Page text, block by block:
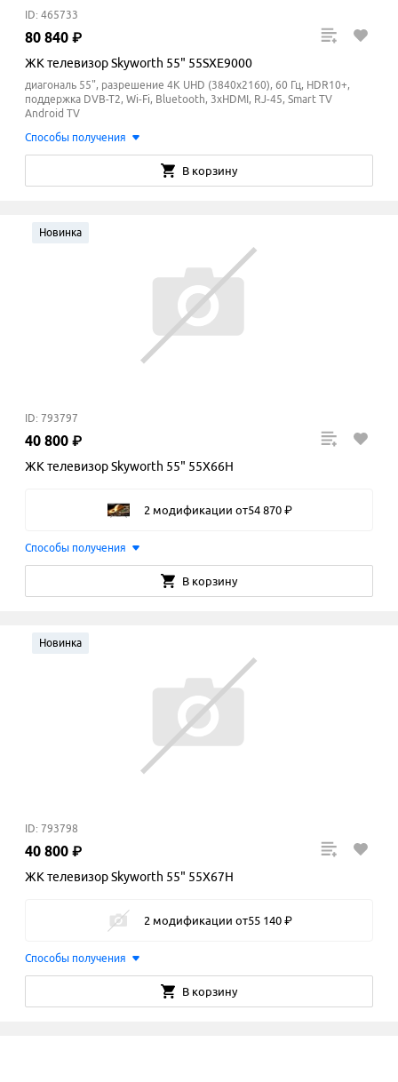
ID: 465733
80 840 ₽
ЖК телевизор Skyworth 55" 55SXE9000
диагональ 55", разрешение 4K UHD (3840x2160), 60 Гц, HDR10+,
поддержка DVB-T2, Wi-Fi, Bluetooth, 3xHDMI, RJ-45, Smart TV
Android TV
Способы получения
В корзину
Новинка
ID: 793797
40 800 ₽
ЖК телевизор Skyworth 55" 55X66H
2 модификации от54 870 ₽
Способы получения
В корзину
Новинка
ID: 793798
40 800 ₽
ЖК телевизор Skyworth 55" 55X67H
2 модификации от55 140 ₽
Способы получения
В корзину